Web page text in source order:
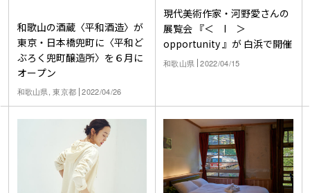
和歌山の酒蔵〈平和酒造〉が
東京・日本橋兜町に〈平和ど
ぶろく兜町醸造所〉を６月に
オープン
和歌山県, 東京都 2022/04/26
現代美術作家・河野愛さんの
展覧会 『＜ I ＞
opportunity 』が 白浜で開催
和歌山県 2022/04/15